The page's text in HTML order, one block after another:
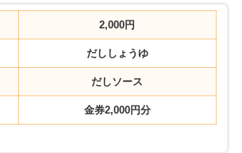
2,000円
だししょうゆ
だしソース
金券2,000円分